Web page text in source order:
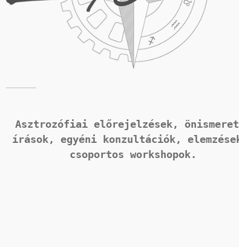
Asztrozófiai előrejelzések,
írások, egyéni konzultációk,
csoportos workshopok.